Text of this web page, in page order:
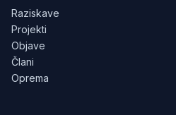
Raziskave
Projekti
Objave
Člani
Oprema